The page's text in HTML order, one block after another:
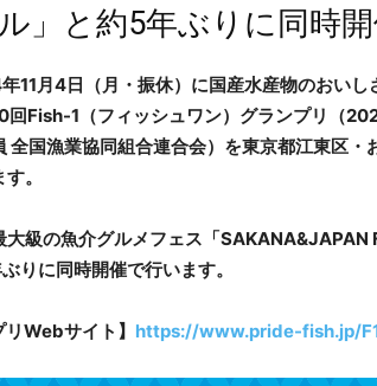
」と約5年ぶりに同時開
11月4日（月・振休）に国産水産物のおい
回Fish-1（フィッシュワン）グランプリ（
全国漁業協同組合連合会）を東京都江東区
。
大級の魚介グルメフェス「
りに同時開催で行います。
Webサイト】 https://www.pride-fish.jp/